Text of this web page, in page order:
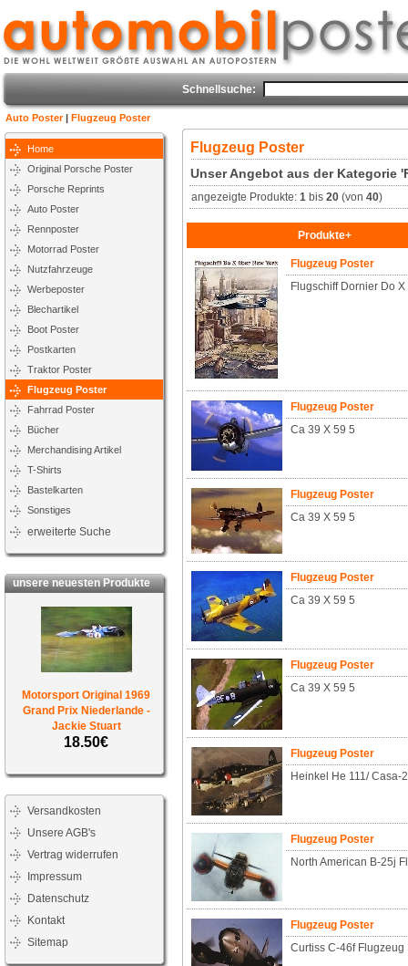
Schnellsuche:
Auto Poster| Flugzeug Poster
Home
Original Porsche Poster
Porsche Reprints
Auto Poster
Rennposter
Motorrad Poster
Nutzfahrzeuge
Werbeposter
Blechartikel
Boot Poster
Postkarten
Traktor Poster
Flugzeug Poster
Fahrrad Poster
Bücher
Merchandising Artikel
T-Shirts
Bastelkarten
Sonstiges
erweiterte Suche
unsere neuesten Produkte
Motorsport Original 1969
Grand Prix Niederlande -
Jackie Stuart
18.50€
Versandkosten
Unsere AGB's
Vertrag widerrufen
Impressum
Datenschutz
Kontakt
Sitemap
Flugzeug Poster
Unser Angebot aus der Kategorie
angezeigte Produkte:1 bis20 (von40)
Produkte+
Flugzeug Poster
Flugschiff Dornier Do X
Flugzeug Poster
Ca 39 X 59 5
Flugzeug Poster
Ca 39 X 59 5
Flugzeug Poster
Ca 39 X 59 5
Flugzeug Poster
Ca 39 X 59 5
Flugzeug Poster
Heinkel He 111/ Casa-
Flugzeug Poster
North American B-25j
Flugzeug Poster
Curtiss C-46f Flugzeug